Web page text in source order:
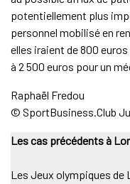
potentiellement plus
personnel mobilisé en
elles iraient de 800
à 2 500 euros pour un
Raphaël Fredou
© SportBusiness.Club
Les cas précédents à
Les Jeux olympiques de